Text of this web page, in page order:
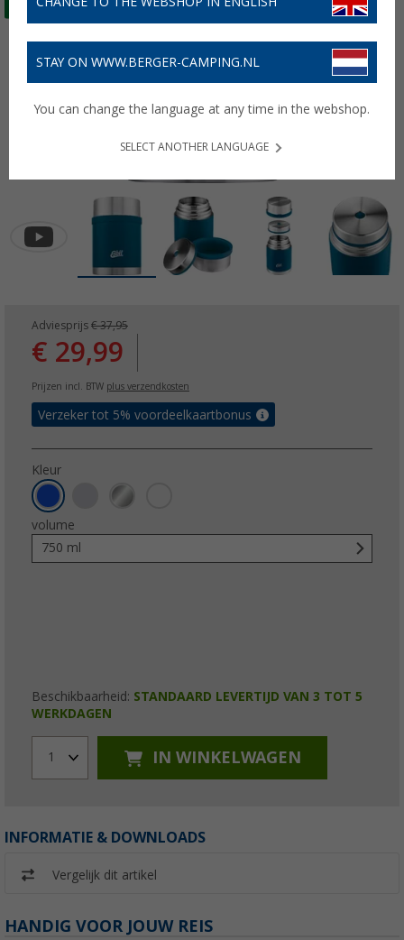
Adviesprijs € 37,95
€ 29,99
Prijzen incl. BTW plus verzendkosten
Verzeker tot 5% voordeelkaartbonus
Kleur
volume
750 ml
Beschikbaarheid: STANDAARD LEVERTIJD VAN 3 TOT 5
WERKDAGEN
1 IN WINKELWAGEN
INFORMATIE & DOWNLOADS
Vergelijk dit artikel
HANDIG VOOR JOUW REIS
STAY ON WWW.BERGER-CAMPING.NL
You can change the language at any time in the webshop.
SELECT ANOTHER LANGUAGE